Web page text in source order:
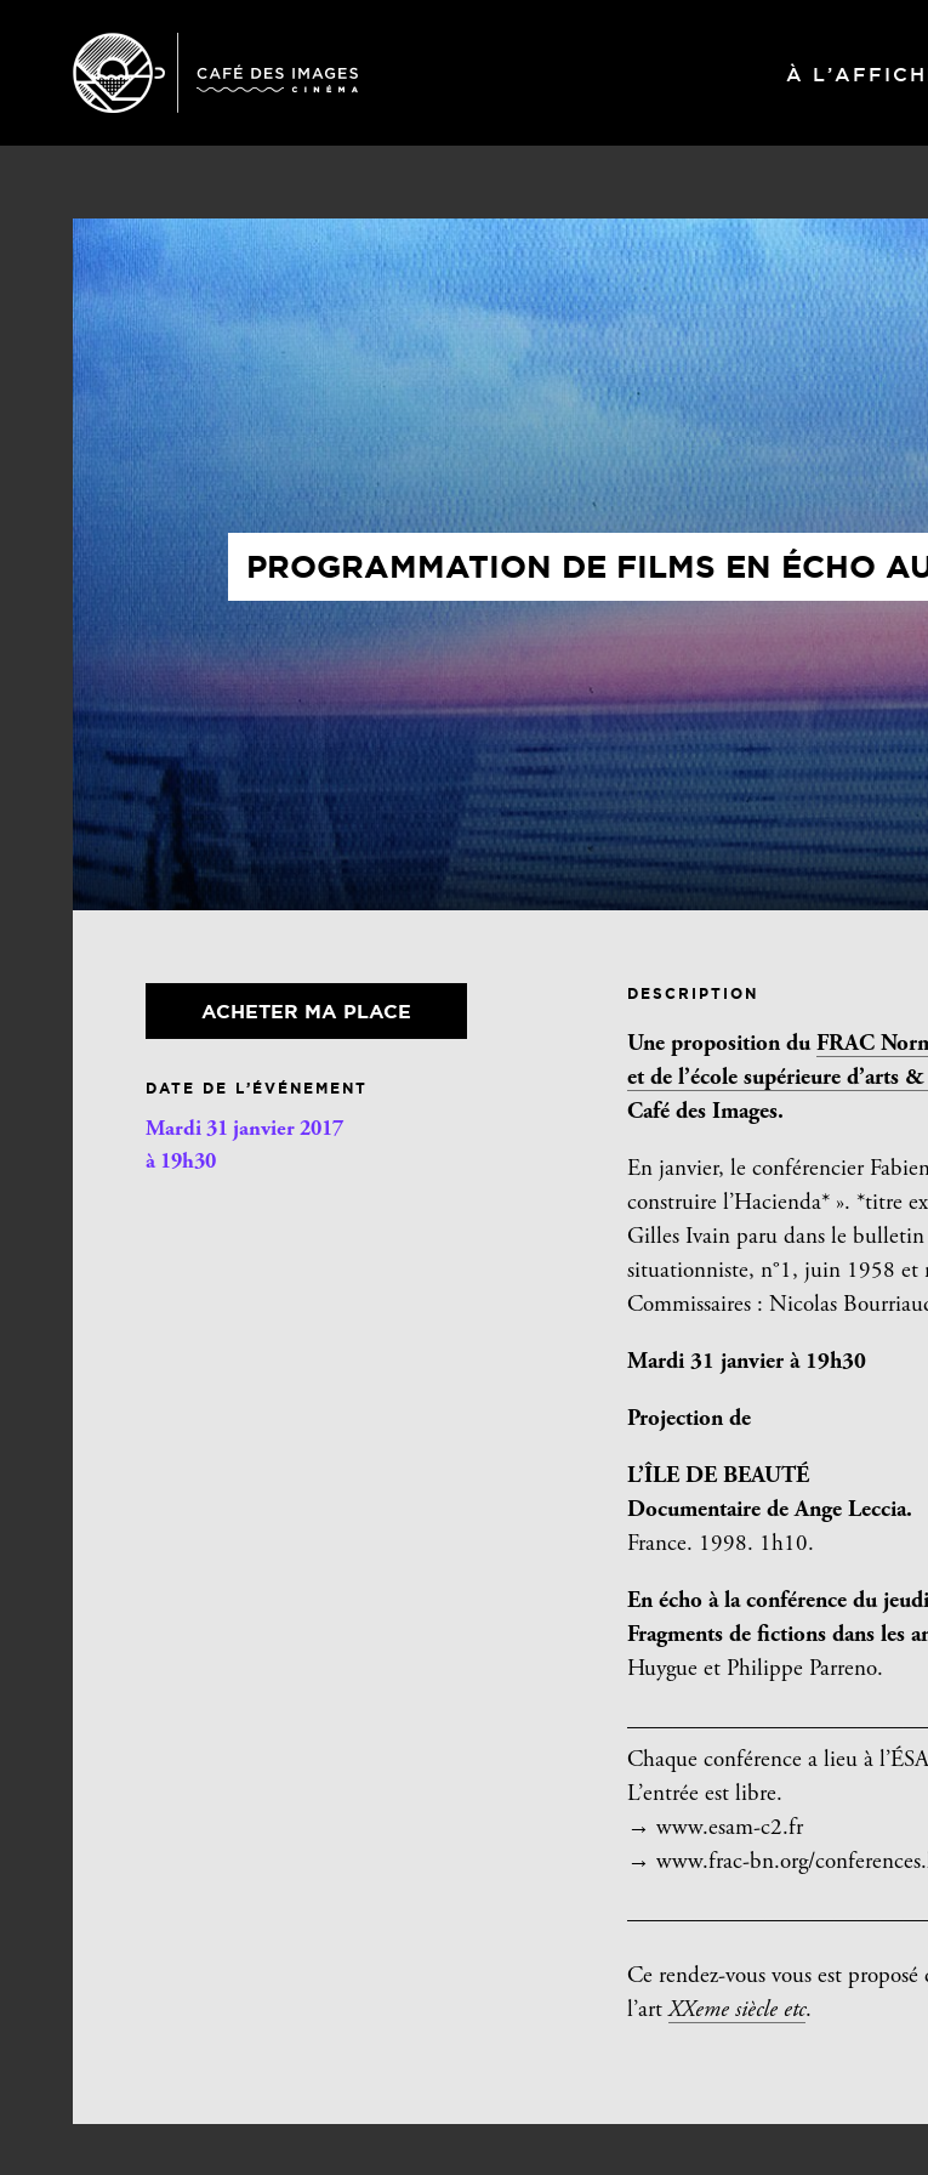
À
PROGRAMMATION DE FILMS EN ÉCHO
ACHETER MA PLACE
DATE DE L’ÉVÉNEMENT
Mardi 31 janvier 2017
à 19h30
DESCRIPTION
Une proposition duFRAC
et de l’école supérieure d’arts
Café des Images.
En janvier, le conférencier
construire l’Hacienda* ». *titre
Gilles Ivain paru dans le bulletin
situationniste, n°1, juin 1958 et
Commissaires : Nicolas
Mardi 31 janvier à 19h30
Projection de
L’ÎLE DE BEAUTÉ
Documentaire de Ange Leccia.
France. 1998. 1h10.
En écho à la conférence du
Fragments de fictions dans les
Huygue et Philippe Parreno.
Chaque conférence a lieu à
L’entrée est libre.
→ www.esam-c2.fr
→ www.frac-bn.org/
Ce rendez-vous vous est
l’artXXeme siècle etc.